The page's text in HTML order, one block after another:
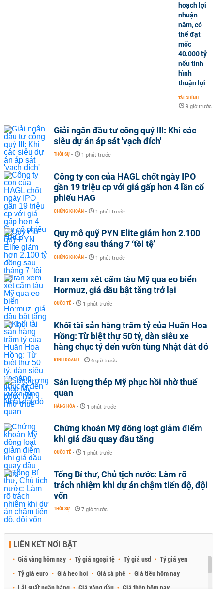
hoạch lợi
nhuận
năm, có
thể đạt
mốc
40.000 tỷ
nếu tình
hình
thuận lợi
TÀI CHÍNH -
9 giờ trước
Giải ngân đầu tư công quý III: Khi các
siêu dự án áp sát 'vạch đích'
THỜI SỰ - 1 phút trước
Công ty con của HAGL chốt ngày IPO
gần 19 triệu cp với giá gấp hơn 4 lần cổ
phiếu HAG
CHỨNG KHOÁN - 1 phút trước
Quy mô quỹ PYN Elite giảm hơn 2.100
tỷ đồng sau tháng 7 ‘tồi tệ’
CHỨNG KHOÁN - 1 phút trước
Iran xem xét cấm tàu Mỹ qua eo biển
Hormuz, giá dầu bật tăng trở lại
QUỐC TẾ - 1 phút trước
Khối tài sản hàng trăm tỷ của Huấn Hoa
Hồng: Từ biệt thự 50 tỷ, dàn siêu xe
hàng chục tỷ đến vườn tùng Nhật đắt đỏ
KINH DOANH - 6 giờ trước
Sản lượng thép Mỹ phục hồi nhờ thuế
quan
HÀNG HÓA - 1 phút trước
Chứng khoán Mỹ đồng loạt giảm điểm
khi giá dầu quay đầu tăng
QUỐC TẾ - 1 phút trước
Tổng Bí thư, Chủ tịch nước: Làm rõ
trách nhiệm khi dự án chậm tiến độ, đội
vốn
THỜI SỰ - 7 giờ trước
LIÊN KẾT NỔI BẬT
Giá vàng hôm nay Tỷ giá ngoại tệ Tỷ giá usd
Tỷ giá yen
Tỷ giá euro
Giá heo hơi Giá cà phê
Giá tiêu hôm nay
Lãi suất ngân hàng
Giá xăng dầu Giá thép hôm nay